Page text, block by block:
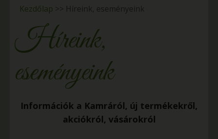
Kezdőlap >> Híreink, eseményeink
Híreink,
eseményeink
Információk a Kamráról, új termékekről,
akciókról, vásárokról